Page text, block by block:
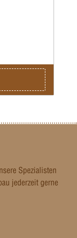
Daher
die
ein 25-
Mag. oder
Öffnungen.
und
Spezialisten
jederzeit gerne